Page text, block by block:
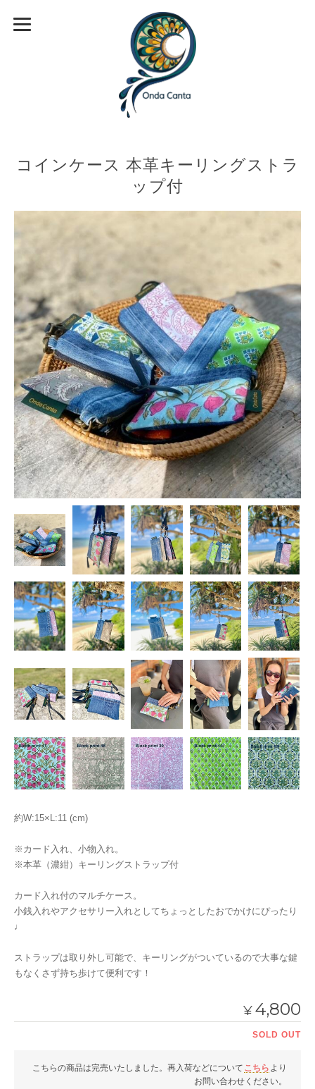
コインケース 本革キーリングストラ
ップ付
約W:15×L:11 (cm)
※カード入れ、小物入れ。
※本革（濃紺）キーリングストラップ付
カード入れ付のマルチケース。
小銭入れやアクセサリー入れとしてちょっとしたおでかけにぴったり
♩
ストラップは取り外し可能で、キーリングがついているので大事な鍵
もなくさず持ち歩けて便利です！
¥4,800
SOLD OUT
こちらの商品は完売いたしました。再入荷などについて こちら より
お問い合わせください。